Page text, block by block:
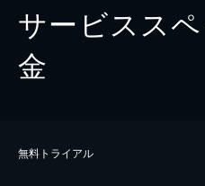
サービスス
金
無料トライアル